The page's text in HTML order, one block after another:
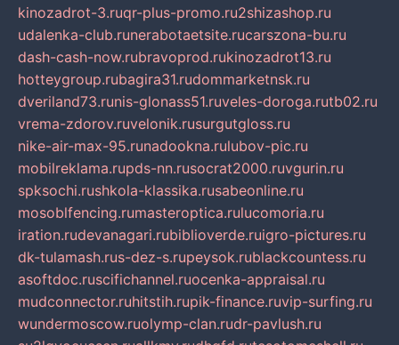
kinozadrot-3.ruqr-plus-promo.ru2shizashop.ru
udalenka-club.runerabotaetsite.rucarszona-bu.ru
dash-cash-now.rubravoprod.rukinozadrot13.ru
hotteygroup.rubagira31.rudommarketnsk.ru
dveriland73.runis-glonass51.ruveles-doroga.rutb02.ru
vrema-zdorov.ruvelonik.rusurgutgloss.ru
nike-air-max-95.runadookna.rulubov-pic.ru
mobilreklama.rupds-nn.rusocrat2000.ruvgurin.ru
spksochi.rushkola-klassika.rusabeonline.ru
mosoblfencing.rumasteroptica.rulucomoria.ru
iration.rudevanagari.rubiblioverde.ruigro-pictures.ru
dk-tulamash.rus-dez-s.rupeysok.rublackcountess.ru
asoftdoc.ruscifichannel.ruocenka-appraisal.ru
mudconnector.ruhitstih.rupik-finance.ruvip-surfing.ru
wundermoscow.ruolymp-clan.rudr-pavlush.ru